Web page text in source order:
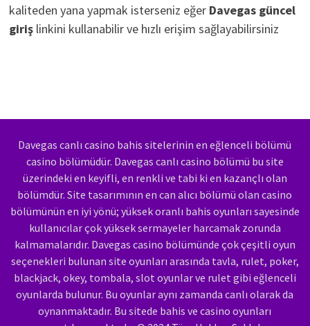
kaliteden yana yapmak isterseniz eğer Davegas güncel
giriş linkini kullanabilir ve hızlı erişim sağlayabilirsiniz
Davegas canlı casino bahis sitelerinin en eğlenceli bölümü
casino bölümüdür. Davegas canlı casino bölümü bu site
üzerindeki en keyifli, en renkli ve tabi ki en kazançlı olan
bölümdür. Site tasarımının en can alıcı bölümü olan casino
bölümünün en iyi yönü; yüksek oranlı bahis oyunları sayesinde
kullanıcılar çok yüksek sermayeler harcamak zorunda
kalmamalarıdır. Davegas casino bölümünde çok çeşitli oyun
seçenekleri bulunan site oyunları arasında tavla, rulet, poker,
blackjack, okey, tombala, slot oyunlar ve rulet gibi eğlenceli
oyunlarda bulunur. Bu oyunlar aynı zamanda canlı olarak da
oynanmaktadır. Bu sitede bahis ve casino oyunları